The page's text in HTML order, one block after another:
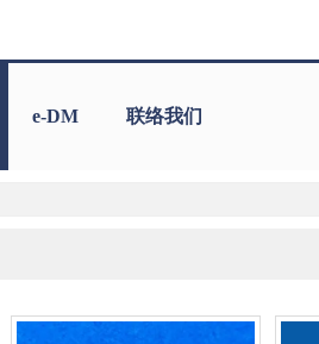
e-DM 联络我们